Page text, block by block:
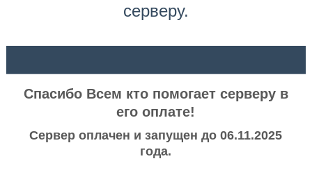
серверу.
Спасибо Всем кто помогает серверу в
его оплате!
Сервер оплачен и запущен до 06.11.2025
года.